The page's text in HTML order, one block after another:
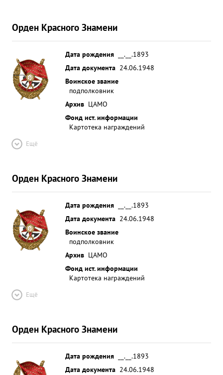
Орден Красного Знамени
Дата рождения
__.__.1893
Дата документа 24.06.1948
Воинское звание
подполковник
Архив ЦАМО
Фонд ист. информации
Картотека награждений
Ещё
Орден Красного Знамени
Дата рождения
__.__.1893
Дата документа 24.06.1948
Воинское звание
подполковник
Архив ЦАМО
Фонд ист. информации
Картотека награждений
Ещё
Орден Красного Знамени
Дата рождения
__.__.1893
Дата документа 24.06.1948